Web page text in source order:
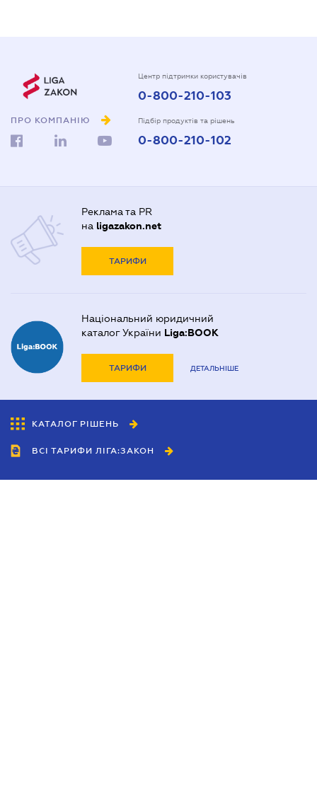
ПРО КОМПАНІЮ
Центр підтримки користувачів
0-800-210-103
Підбір продуктів та рішень
0-800-210-102
Реклама та PR
на ligazakon.net
ТАРИФИ
Національний юридичний
каталог України Liga:BOOK
ТАРИФИ ДЕТАЛЬНІШЕ
КАТАЛОГ РІШЕНЬ
ВСІ ТАРИФИ ЛІГА:ЗАКОН